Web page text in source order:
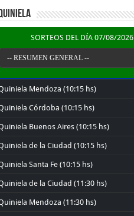
SORTEOS DEL DÍA 07/08/2026
Mendoza (10:15 hs)
Córdoba (10:15 hs)
Buenos Aires (10:15 hs)
de la Ciudad (10:15 hs)
Santa Fe (10:15 hs)
de la Ciudad (11:30 hs)
Mendoza (11:30 hs)